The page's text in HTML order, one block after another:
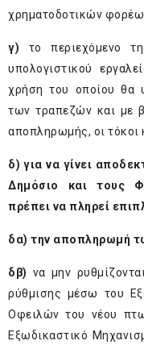
χρηματοδοτικών
γ) το περιεχόμενο
υπολογιστικού
χρήση του οποίου θα
των τραπεζών και με
αποπληρωμής, οι τόκοι
δ) για να γίνει
Δημόσιο και τους
πρέπει να πληρεί
δα) την αποπληρωμή
δβ) να μην
ρύθμισης μέσω του
Οφειλών του νέου
Εξωδικαστικό